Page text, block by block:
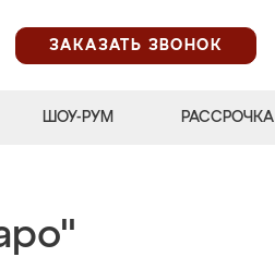
ЗАКАЗАТЬ ЗВОНОК
ШОУ-РУМ РАССРОЧКА